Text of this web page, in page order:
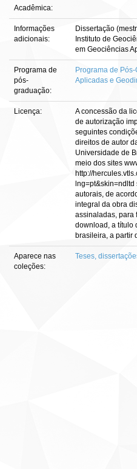
Acadêmica:
Informações
adicionais:
Dissertação
Instituto de
em Geociências
Programa de
pós-
graduação:
Programa de
Aplicadas e
Licença:
A concessão da
de autorização
seguintes
direitos de autor
Universidade de
meio dos sites
http://
autorais, de
integral da obra
assinaladas, para
download, a título
brasileira, a partir
Aparece nas
coleções:
Teses,